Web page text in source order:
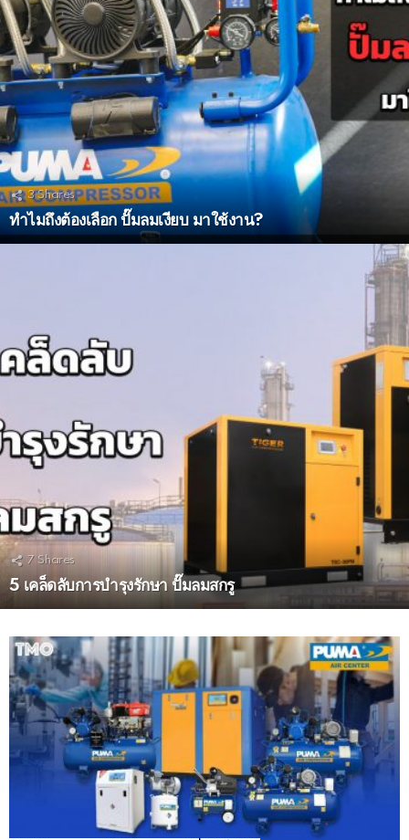
3 Shares
ทำไมถึงต้องเลือก ปั๊มลมเงียบ มาใช้งาน?
7 Shares
5 เคล็ดลับการบำรุงรักษา ปั๊มลมสกรู
MORE
STORIES